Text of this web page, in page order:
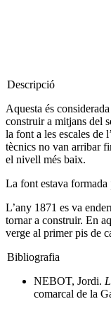
Descripció
Aquesta és
construir a mitjans del
la font a les escales de
tècnics no van arribar
el nivell més baix.
La font estava
L’any 1871 es va
tornar a construir. En
verge al primer pis de
Bibliografia
NEBOT, Jordi.
comarcal de la